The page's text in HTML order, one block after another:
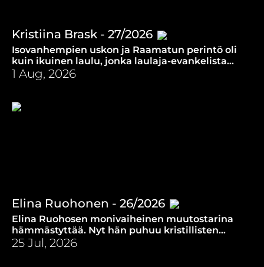
Kristiina Brask - 27/2026
Isovanhempien uskon ja Raamatun perintö oli
kuin ikuinen laulu, jonka laulaja-evankelista
Kristiina Brask kuuli uudestaan vuosien jälkeen.
1 Aug, 2026
Elina Ruohonen - 26/2026
Elina Ruohosen monivaiheinen muutostarina
hämmästyttää. Nyt hän puhuu kristillisten
arvojen puolesta somessa ja saleissa.
25 Jul, 2026